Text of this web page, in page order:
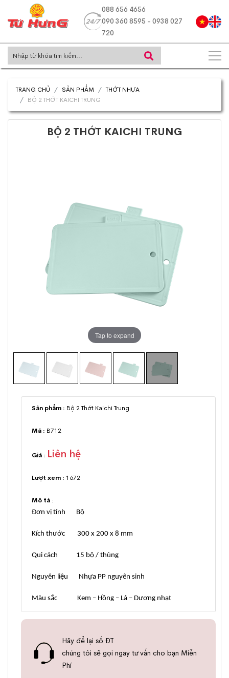
088 656 4656
090 360 8595 - 0938 027
720
TRANG CHỦ SẢN PHẨM
THỚT NHỰA
BỘ 2 THỚT KAICHI TRUNG
BỘ 2 THỚT KAICHI TRUNG
Tap to expand
Sản phẩm : Bộ 2 Thớt Kaichi Trung
Mã : B712
Giá : Liên hệ
Lượt xem : 1672
Mô tả :
Đơn vị tính Bộ
Kích thước 300 x 200 x 8 mm
Qui cách 15 bộ / thùng
Nguyên liệu Nhựa PP nguyên sinh
Màu sắc Kem – Hồng – Lá – Dương nhạt
Hãy để lại số ĐT
chúng tôi sẽ gọi ngay tư vấn cho bạn Miễn
Phí